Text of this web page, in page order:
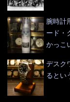
腕時計
ード・
かっこ
デスク
るとい